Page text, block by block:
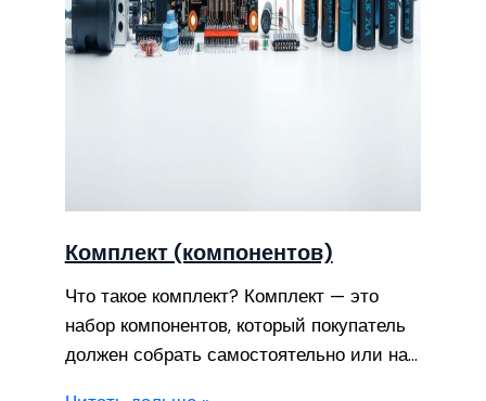
Комплект (компонентов)
Что такое комплект? Комплект — это
набор компонентов, который покупатель
должен собрать самостоятельно или на…